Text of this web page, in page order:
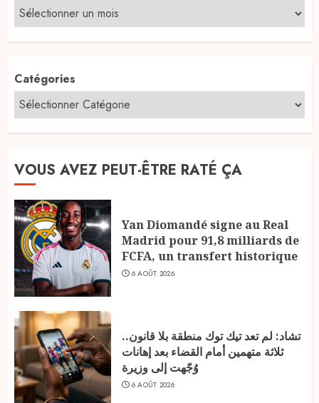
Catégories
VOUS AVEZ PEUT-ÊTRE RATÉ ÇA
Yan Diomandé signe au Real
Madrid pour 91,8 milliards de
FCFA, un transfert historique
6 AOÛT 2026
تشاد: لم تعد تيك توك منطقة بلا قانون..
ثلاثة متهمين أمام القضاء بعد إهانات
وُجّهت إلى وزيرة
6 AOÛT 2026